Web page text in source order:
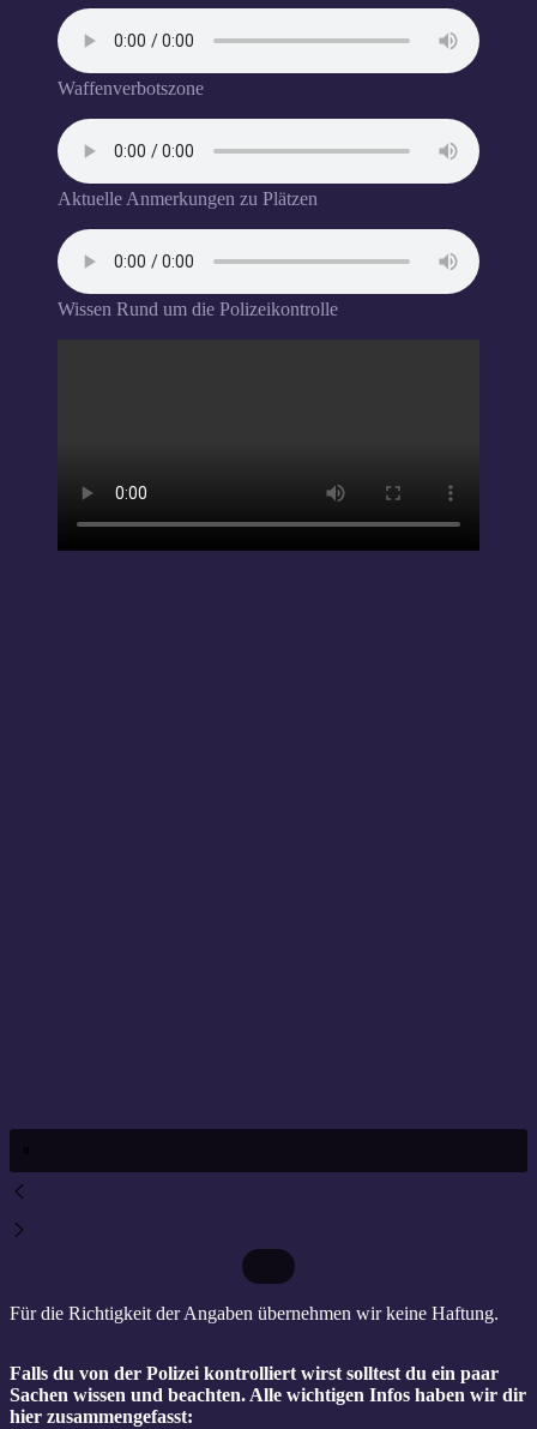
Waffenverbotszone
Aktuelle Anmerkungen zu Plätzen
Wissen Rund um die Polizeikontrolle
Für die Richtigkeit der Angaben übernehmen wir keine Haftung.
Falls du von der Polizei kontrolliert wirst solltest du ein paar
Sachen wissen und beachten. Alle wichtigen Infos haben wir dir
hier zusammengefasst: